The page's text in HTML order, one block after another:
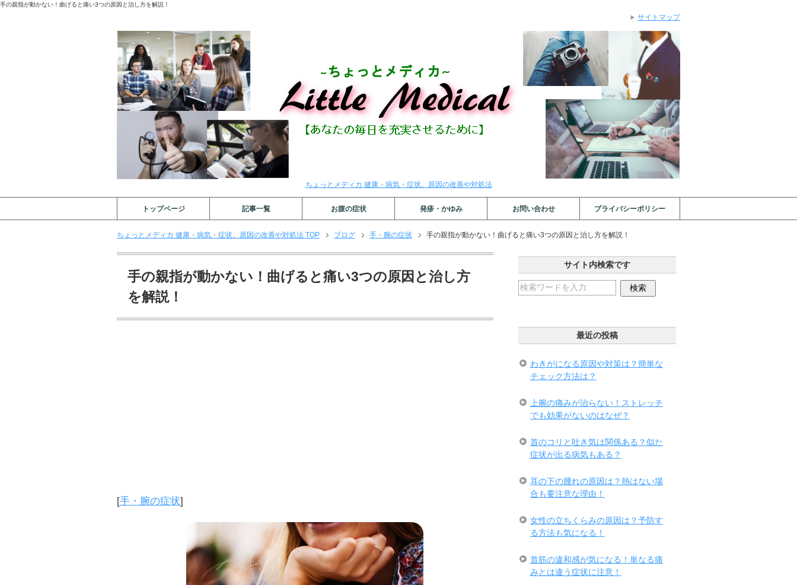
手の親指が動かない！曲げると痛い3つの原因と治し方を解説！
ちょっとメディカ 健康・病気・症状。原因の改善や対処法
トップページ 記事一覧 お腹の症状 発疹・かゆみ お問い合わせ プライバシーポリシー
ちょっとメディカ 健康・病気・症状。原因の改善や対処法 TOP ブログ 手・腕の症状 手の親指が動かない！曲げると痛い3つの原因と治し方を解説！
手の親指が動かない！曲げると痛い3つの原因と治し方
を解説！
[手・腕の症状]
サイト内検索です
最近の投稿
わきがになる原因や対策は？簡単な
チェック方法は？
上腕の痛みが治らない！ストレッチ
でも効果がないのはなぜ？
首のコリと吐き気は関係ある？似た
症状が出る病気もある？
耳の下の腫れの原因は？熱はない場
合も要注意な理由！
女性の立ちくらみの原因は？予防す
る方法も気になる！
首筋の違和感が気になる！単なる痛
みとは違う症状に注意！
サイトマップ